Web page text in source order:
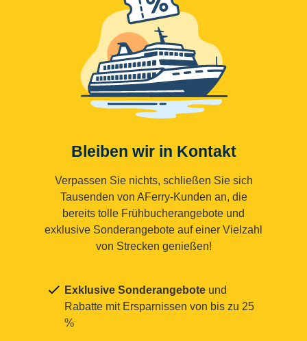
Bleiben wir in Kontakt
Verpassen Sie nichts, schließen Sie sich
Tausenden von AFerry-Kunden an, die
bereits tolle Frühbucherangebote und
exklusive Sonderangebote auf einer Vielzahl
von Strecken genießen!
Exklusive Sonderangebote und
Rabatte mit Ersparnissen von bis zu 25
%